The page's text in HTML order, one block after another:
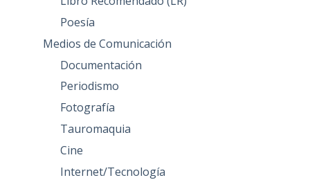
Poesía
Medios de Comunicación
Documentación
Periodismo
Fotografía
Tauromaquia
Cine
Internet/Tecnología